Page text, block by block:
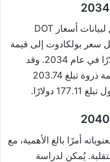
وفقًا لتحليلنا الفني المتعمق لبيانات أسعار DOT
سعر بولكادوت إلى قيمة
دنيا تبلغ حوالي 172.38 دولارًا في عام 2034. وقد
يصل سعر بولكادوت إلى قيمة ذروة تبلغ 203.74
دولارًا.
أمرًا بالغ الأهمية، مع
يُمكن لدراسة